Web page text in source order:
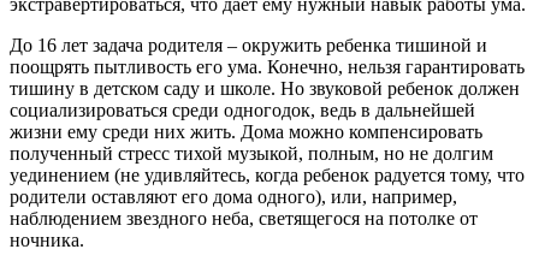
экстравертироваться, что дает ему нужный навык работы ума.
До 16 лет задача родителя – окружить ребенка тишиной и
поощрять пытливость его ума. Конечно, нельзя гарантировать
тишину в детском саду и школе. Но звуковой ребенок должен
социализироваться среди одногодок, ведь в дальнейшей
жизни ему среди них жить. Дома можно компенсировать
полученный стресс тихой музыкой, полным, но не долгим
уединением (не удивляйтесь, когда ребенок радуется тому, что
родители оставляют его дома одного), или, например,
наблюдением звездного неба, светящегося на потолке от
ночника.